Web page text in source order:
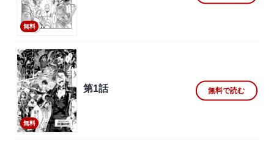
無料
無料
第1話 無料で読む